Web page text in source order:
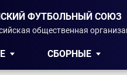
ФУТБОЛЬНЫЙ СОЮЗ
общественная
СБОРНЫЕ